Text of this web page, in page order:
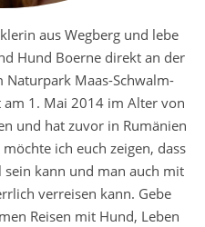
aus Wegberg und lebe
Hund Boerne direkt an der
Naturpark Maas-Schwalm-
am 1. Mai 2014 im Alter von
und hat zuvor in Rumänien
ich euch zeigen, dass
kann und man auch mit
verreisen kann. Gebe
Reisen mit Hund, Leben